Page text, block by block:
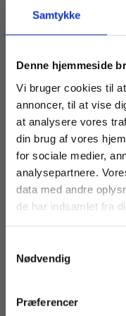
Samtykke
Denne hjemmeside
Vi bruger cookies til
annoncer, til at vise
at analysere vores
din brug af vores
for sociale medier,
analysepartnere.
data med andre
de har indsamlet fra
Nødvendig
Præferencer
40096 MAG-svejsning
Fra
169,00 KR.
2 formater
Køb
For
studerende. Du
vist priser